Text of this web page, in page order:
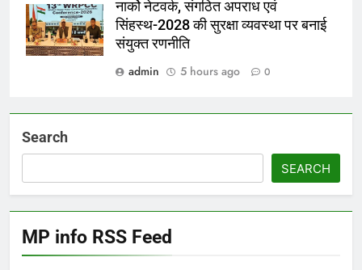
नार्को नेटवर्क, संगठित अपराध एवं
सिंहस्थ-2028 की सुरक्षा व्यवस्था पर बनाई
संयुक्त रणनीति
admin
5 hours ago 0
Search
SEARCH
MP info RSS Feed